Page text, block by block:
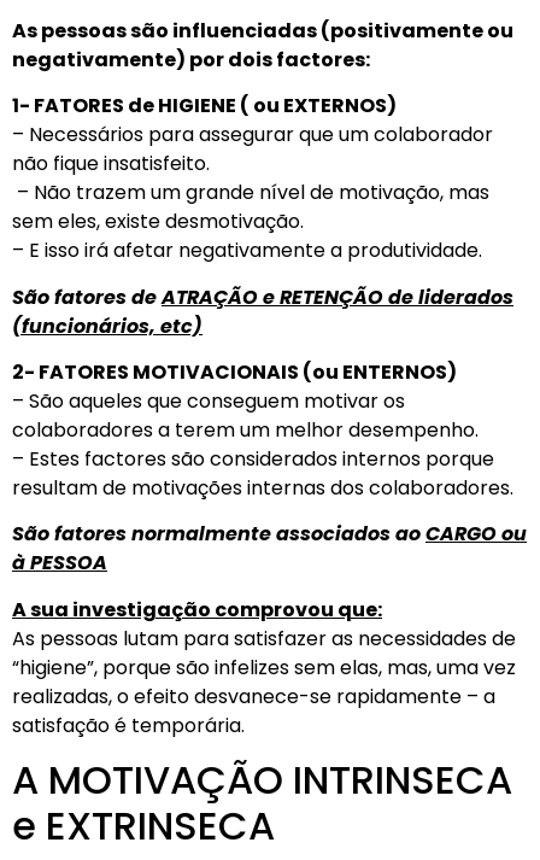
As pessoas são influenciadas (positivamente ou
negativamente) por dois factores:
1- FATORES de HIGIENE ( ou EXTERNOS)
– Necessários para assegurar que um colaborador
não fique insatisfeito.
– Não trazem um grande nível de motivação, mas
sem eles, existe desmotivação.
– E isso irá afetar negativamente a produtividade.
São fatores deATRAÇÃO e RETENÇÃO de liderados
(funcionários, etc)
2- FATORES MOTIVACIONAIS (ou ENTERNOS)
– São aqueles que conseguem motivar os
colaboradores a terem um melhor desempenho.
– Estes factores são considerados internos porque
resultam de motivações internas dos colaboradores.
São fatores normalmente associados aoCARGO ou
à PESSOA
A sua investigação comprovou que:
As pessoas lutam para satisfazer as necessidades de
“higiene”, porque são infelizes sem elas, mas, uma vez
realizadas, o efeito desvanece-se rapidamente – a
satisfação é temporária.
A MOTIVAÇÃO INTRINSECA
e EXTRINSECA